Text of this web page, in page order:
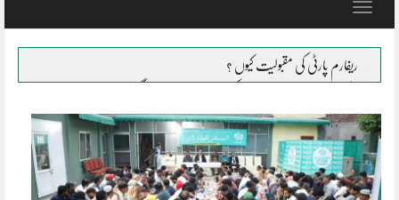
Toggle
ریفارم پارٹی کی مقبولیت کیوں ؟
ضلع خانیوال، تحصیل میاں چنوں میں المصطفیٰ متاثرینِ سیلاب کے شانہ
بشانہ
جلال پور پیروالا المصطفیٰ کی خیمہ بستیوں میں مقیم متاثرین میں راشن کی تقسیم
ملتان کی وہ تحصیل جہاں سیلاب نے کچھ نہیں چھوڑا، تباہی و بربادی کی المناک
داستانیں